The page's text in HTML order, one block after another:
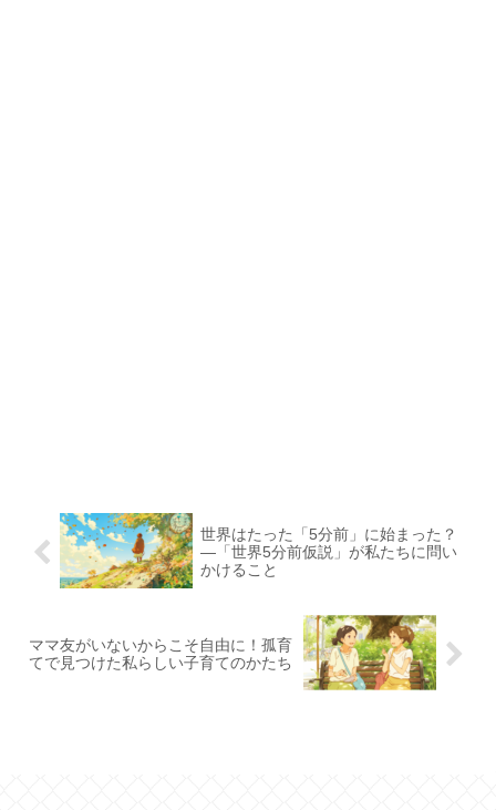
世界はたった「5分前」に始まった？
―「世界5分前仮説」が私たちに問い
かけること
ママ友がいないからこそ自由に！孤育
てで見つけた私らしい子育てのかたち